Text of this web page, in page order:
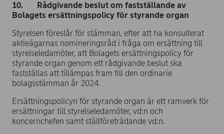
10. Rådgivande beslut om fastställande av
Bolagets ersättningspolicy för styrande organ
Styrelsen föreslår för stämman, efter att ha konsulterat
aktieägarnas nomineringsråd i fråga om ersättning till
styrelseledamöter, att Bolagets ersättningspolicy för
styrande organ genom ett rådgivande beslut ska
fastställas att tillämpas fram till den ordinarie
bolagsstämman år 2024.
Ersättningspolicyn för styrande organ är ett ramverk för
ersättningar till styrelseledamöter, vd:n och
koncernchefen samt ställföreträdande vd:n.